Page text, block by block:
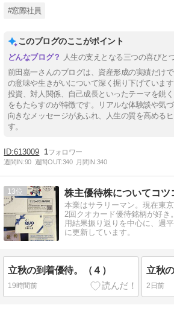
#窓際社員
このブログのここがポイント
人生の支えとなる三つの喜びと
前田嘉一さんのブログは、資産形成の実績だけ
の意味や生きがいについて深く掘り下げています
投資、対人関係、自己成長といったテーマを鋭
をもたらすのが特徴です。リアルな体験談や気
向きなメッセージがあふれ、人生の質を高める
す。
613009 1
週間IN:90 週間OUT:340 月間IN:340
13
本業はサラリーマン。現在東
2回クオカード優待銘柄が好き
用結果振り返りを中心に、週
に更新しています。
立秋の到着優待。（４）
19時間前
立秋
2日前